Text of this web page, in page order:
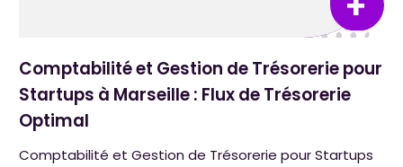
Comptabilité et Gestion de Trésorerie pour
Startups à Marseille : Flux de Trésorerie
Optimal
Comptabilité et Gestion de Trésorerie pour Startups